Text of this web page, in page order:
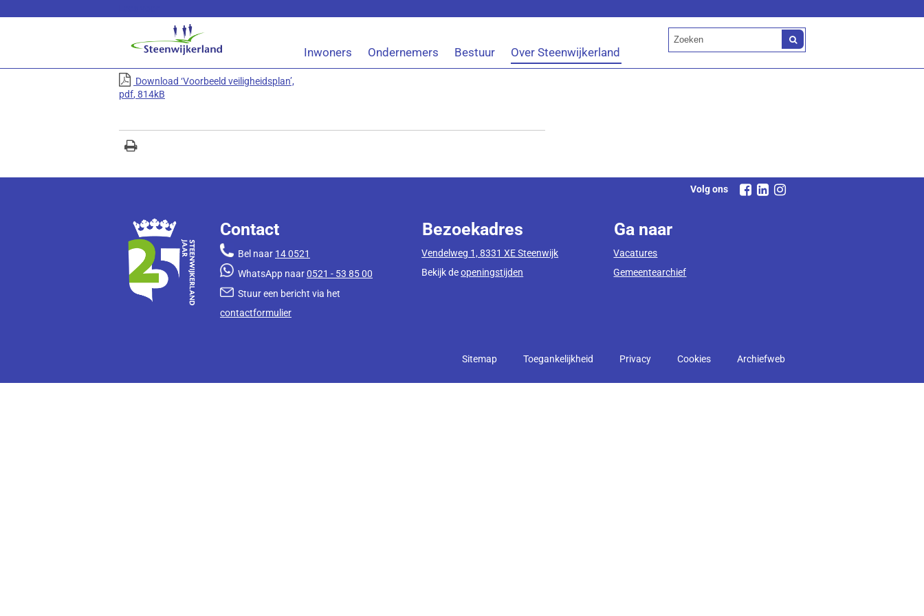
Inwoners Ondernemers Bestuur Over Steenwijkerland
Voorbeeld veiligheidsplan
Volg de onderstaande link om het document te downloaden.
Download ‘Voorbeeld veiligheidsplan’,
pdf, 814kB
Volg ons
Contact
Bel naar 14 0521
WhatsApp naar0521 - 53 85 00
Stuur een bericht via het
contactformulier
Bezoekadres
Vendelweg 1, 8331 XE Steenwijk
Bekijk deopeningstijden
Ga naar
Vacatures
Gemeentearchief
Sitemap Toegankelijkheid Privacy Cookies Archiefweb